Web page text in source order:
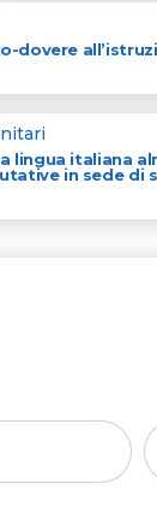
dovere
lingua italiana
in sede